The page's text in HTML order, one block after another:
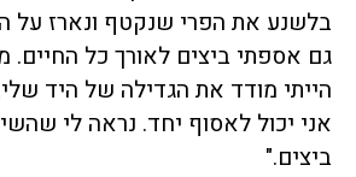
בלשנע את הפרי שנקטף ונארז על
גם אספתי ביצים לאורך כל החיים.
הייתי מודד את הגדילה של היד
אני יכול לאסוף יחד. נראה לי